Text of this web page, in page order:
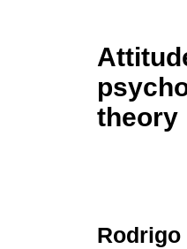
theory
Rodrigo